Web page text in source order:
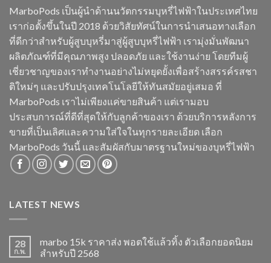
MarboPods เป็นผู้นำด้านนวัตกรรมบุหรี่ไฟฟ้าในประเทศไทย
เราก่อตั้งขึ้นในปี 2018 ด้วยวิสัยทัศน์ในการนำเสนอทางเลือก
ที่ดีกว่าสำหรับผู้สูบบุหรี่มาสู่ผู้สูบบุหรี่ไฟฟ้า เรามุ่งมั่นพัฒนา
ผลิตภัณฑ์ที่มีคุณภาพสูง ปลอดภัย และใช้งานง่าย โดยทีมผู้
เชี่ยวชาญของเราทำงานอย่างไม่หยุดยั้งเพื่อสร้างสรรค์รสชา
ติใหม่ๆ และปรับปรุงเทคโนโลยีให้ทันสมัยอยู่เสมอ ที่
MarboPods เราไม่เพียงแค่ขายสินค้า แต่เรามอบ
ประสบการณ์ที่ดีที่สุดให้กับลูกค้าของเรา ด้วยบริการหลังการ
ขายที่เป็นเลิศและความใส่ใจในทุกรายละเอียด เลือก
MarboPods วันนี้ และสัมผัสกับมาตรฐานใหม่ของบุหรี่ไฟฟ้า
LATEST NEWS
28
ก.พ.
marbo 15k ราคาส่ง พอตใช้แล้วทิ้ง ตัวเลือกยอดนิยม
สำหรับปี 2568